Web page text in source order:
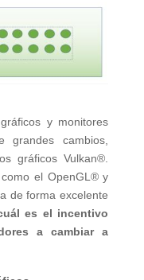
y monitores
grandes cambios,
gráficos Vulkan®.
el OpenGL® y
de forma excelente
es el incentivo
a cambiar a